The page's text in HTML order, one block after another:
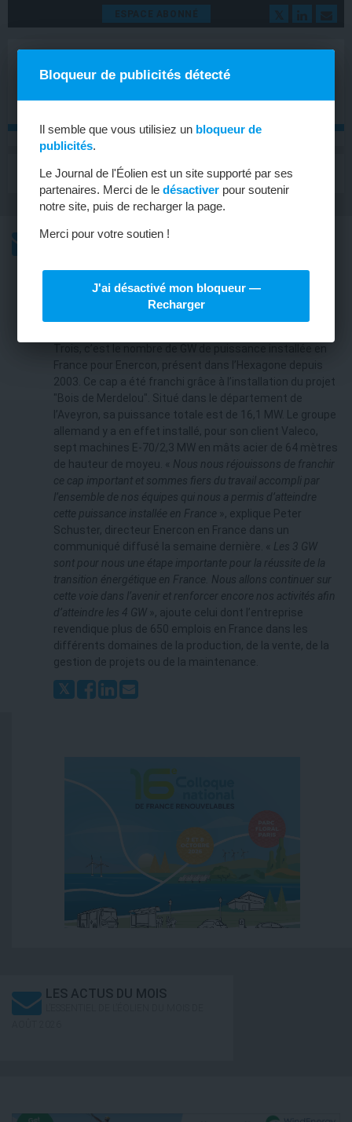
ESPACE ABONNÉ
MENU
L’ACTU
ENTREPRISE
Et de trois pour Enercon !
France pour Enercon, présent dans l’Hexagone depuis
2003. Ce cap a été franchi grâce à l’installation du projet
"Bois de Merdelou". Situé dans le département de
l’Aveyron, sa puissance totale est de 16,1 MW. Le groupe
allemand y a en effet installé, pour son client Valeco,
sept machines E-70/2,3 MW en mâts acier de 64 mètres
de hauteur de moyeu. « Nous nous réjouissons de franchir
ce cap important et sommes fiers du travail accompli par
l’ensemble de nos équipes qui nous a permis d’atteindre
cette puissance installée en France », explique Peter
Schuster, directeur Enercon en France dans un
communiqué diffusé la semaine dernière. « Les 3 GW
sont pour nous une étape importante pour la réussite de la
transition énergétique en France. Nous allons continuer sur
cette voie dans l’avenir et renforcer encore nos activités afin
d’atteindre les 4 GW », ajoute celui dont l’entreprise
revendique plus de 650 emplois en France dans les
différents domaines de la production, de la vente, de la
gestion de projets ou de la maintenance.
LES ACTUS DU MOIS
Bloqueur de publicités détecté
Il semble que vous utilisiez un bloqueur de
publicités.
Le Journal de l'Éolien est un site supporté par ses
partenaires. Merci de ledésactiver pour soutenir
notre site, puis de recharger la page.
Merci pour votre soutien !
J'ai désactivé mon bloqueur —
Recharger